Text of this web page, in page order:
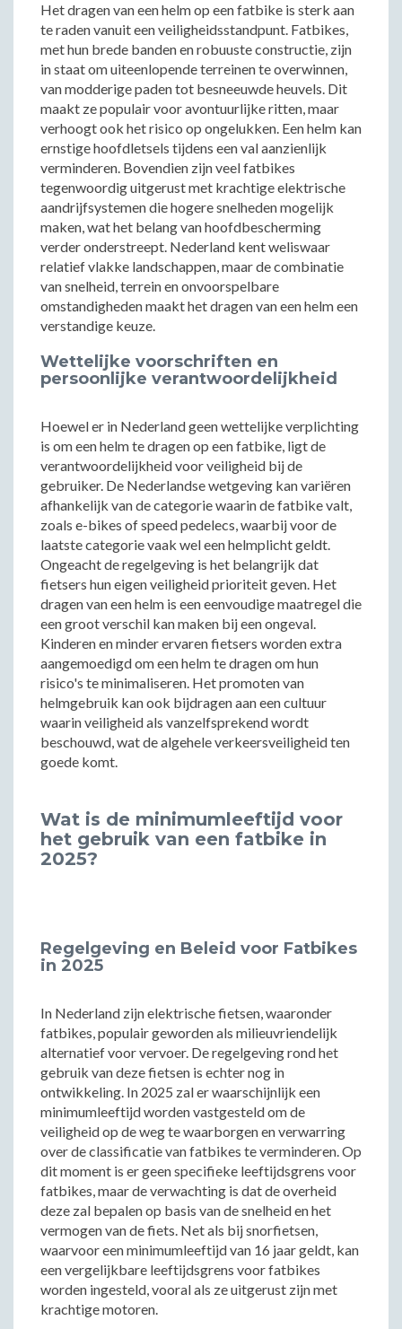
Het dragen van een helm op een fatbike is sterk aan
te raden vanuit een veiligheidsstandpunt. Fatbikes,
met hun brede banden en robuuste constructie, zijn
in staat om uiteenlopende terreinen te overwinnen,
van modderige paden tot besneeuwde heuvels. Dit
maakt ze populair voor avontuurlijke ritten, maar
verhoogt ook het risico op ongelukken. Een helm kan
ernstige hoofdletsels tijdens een val aanzienlijk
verminderen. Bovendien zijn veel fatbikes
tegenwoordig uitgerust met krachtige elektrische
aandrijfsystemen die hogere snelheden mogelijk
maken, wat het belang van hoofdbescherming
verder onderstreept. Nederland kent weliswaar
relatief vlakke landschappen, maar de combinatie
van snelheid, terrein en onvoorspelbare
omstandigheden maakt het dragen van een helm een
verstandige keuze.
Wettelijke voorschriften en
persoonlijke verantwoordelijkheid
Hoewel er in Nederland geen wettelijke verplichting
is om een helm te dragen op een fatbike, ligt de
verantwoordelijkheid voor veiligheid bij de
gebruiker. De Nederlandse wetgeving kan variëren
afhankelijk van de categorie waarin de fatbike valt,
zoals e-bikes of speed pedelecs, waarbij voor de
laatste categorie vaak wel een helmplicht geldt.
Ongeacht de regelgeving is het belangrijk dat
fietsers hun eigen veiligheid prioriteit geven. Het
dragen van een helm is een eenvoudige maatregel die
een groot verschil kan maken bij een ongeval.
Kinderen en minder ervaren fietsers worden extra
aangemoedigd om een helm te dragen om hun
risico's te minimaliseren. Het promoten van
helmgebruik kan ook bijdragen aan een cultuur
waarin veiligheid als vanzelfsprekend wordt
beschouwd, wat de algehele verkeersveiligheid ten
goede komt.
Wat is de minimumleeftijd voor
het gebruik van een fatbike in
2025?
Regelgeving en Beleid voor Fatbikes
in 2025
In Nederland zijn elektrische fietsen, waaronder
fatbikes, populair geworden als milieuvriendelijk
alternatief voor vervoer. De regelgeving rond het
gebruik van deze fietsen is echter nog in
ontwikkeling. In 2025 zal er waarschijnlijk een
minimumleeftijd worden vastgesteld om de
veiligheid op de weg te waarborgen en verwarring
over de classificatie van fatbikes te verminderen. Op
dit moment is er geen specifieke leeftijdsgrens voor
fatbikes, maar de verwachting is dat de overheid
deze zal bepalen op basis van de snelheid en het
vermogen van de fiets. Net als bij snorfietsen,
waarvoor een minimumleeftijd van 16 jaar geldt, kan
een vergelijkbare leeftijdsgrens voor fatbikes
worden ingesteld, vooral als ze uitgerust zijn met
krachtige motoren.